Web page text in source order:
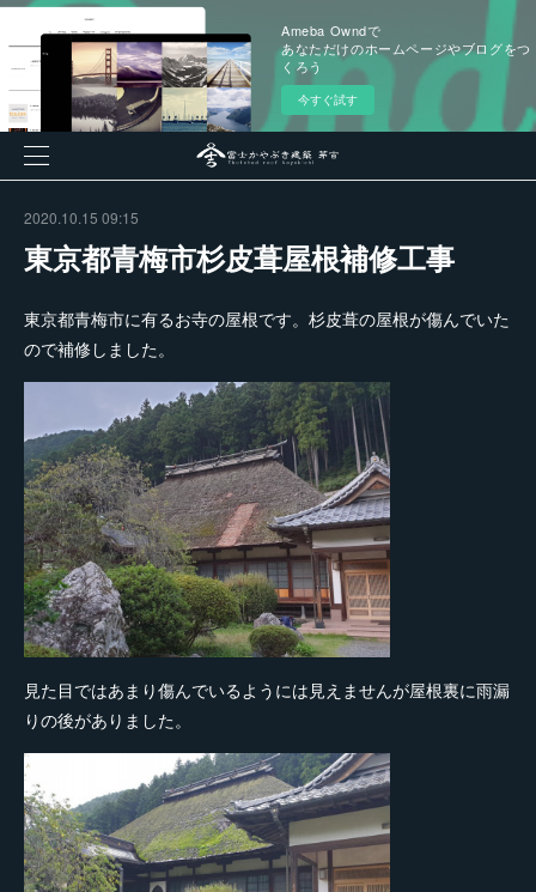
Ameba Owndで
あなただけのホームページやブログをつ
くろう
今すぐ試す
2020.10.15 09:15
東京都青梅市杉皮葺屋根補修工事
東京都青梅市に有るお寺の屋根です。杉皮葺の屋根が傷んでいた
ので補修しました。
見た目ではあまり傷んでいるようには見えませんが屋根裏に雨漏
りの後がありました。